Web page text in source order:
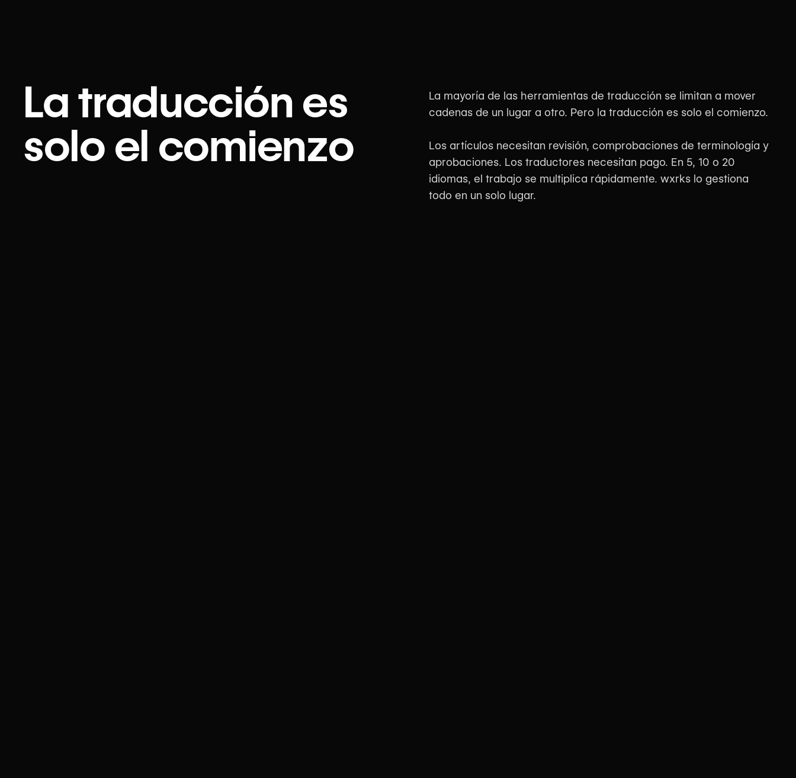
La traducción es
solo el comienzo
La mayoría de las herramientas de traducción se limitan a mover
cadenas de un lugar a otro. Pero la traducción es solo el comienzo.
Los artículos necesitan revisión, comprobaciones de terminología y
aprobaciones. Los traductores necesitan pago. En 5, 10 o 20
idiomas, el trabajo se multiplica rápidamente. wxrks lo gestiona
todo en un solo lugar.